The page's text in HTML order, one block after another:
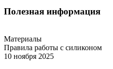
Полезная информация
Материалы
Правила работы с силиконом
10 ноября 2025